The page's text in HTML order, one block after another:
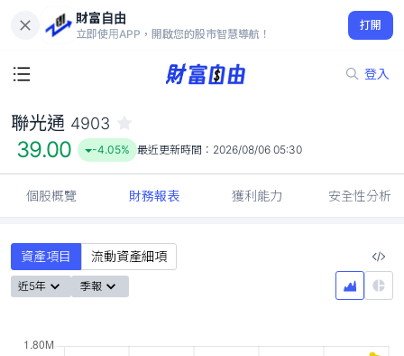
財富自由
立即使用APP，開啟您的股市智慧導航！
打開
登入
39.00
-4.05%
聯光通 4903
39.00 -4.05% 最近更新時間： 2026/08/06 05:30
個股概覽 財務報表 獲利能力 安全性分析
資產項目 流動資產細項
近5年 季報